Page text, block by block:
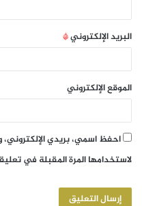
البريد الإلكتروني*
الموقع الإلكتروني
احفظ اسمي، بريدي
لاستخدامها المرة المقبلة في